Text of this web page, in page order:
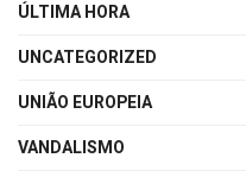
ÚLTIMA HORA
UNCATEGORIZED
UNIÃO EUROPEIA
VANDALISMO